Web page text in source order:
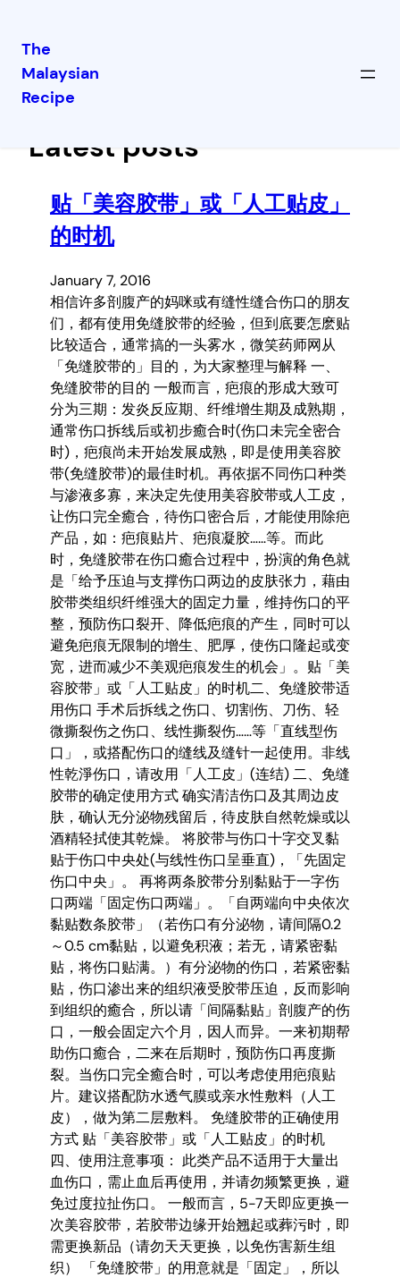
Skip
The
Malaysian
Recipe
Latest posts
贴「美容胶带」或「人工贴皮」
的时机
January 7, 2016
相信许多剖腹产的妈咪或有缝性缝合伤口的朋友
们，都有使用免缝胶带的经验，但到底要怎麽贴
比较适合，通常搞的一头雾水，微笑药师网从
「免缝胶带的」目的，为大家整理与解释 一、
免缝胶带的目的 一般而言，疤痕的形成大致可
分为三期：发炎反应期、纤维增生期及成熟期，
通常伤口拆线后或初步癒合时(伤口未完全密合
时)，疤痕尚未开始发展成熟，即是使用美容胶
带(免缝胶带)的最佳时机。再依据不同伤口种类
与渗液多寡，来决定先使用美容胶带或人工皮，
让伤口完全癒合，待伤口密合后，才能使用除疤
产品，如：疤痕贴片、疤痕凝胶……等。而此
时，免缝胶带在伤口癒合过程中，扮演的角色就
是「给予压迫与支撑伤口两边的皮肤张力，藉由
胶带类组织纤维强大的固定力量，维持伤口的平
整，预防伤口裂开、降低疤痕的产生，同时可以
避免疤痕无限制的增生、肥厚，使伤口隆起或变
宽，进而减少不美观疤痕发生的机会」。贴「美
容胶带」或「人工贴皮」的时机二、免缝胶带适
用伤口 手术后拆线之伤口、切割伤、刀伤、轻
微撕裂伤之伤口、线性撕裂伤……等「直线型伤
口」，或搭配伤口的缝线及缝针一起使用。非线
性乾淨伤口，请改用「人工皮」(连结) 二、免缝
胶带的确定使用方式 确实清洁伤口及其周边皮
肤，确认无分泌物残留后，待皮肤自然乾燥或以
酒精轻拭使其乾燥。 将胶带与伤口十字交叉黏
贴于伤口中央处(与线性伤口呈垂直)，「先固定
伤口中央」。 再将两条胶带分别黏贴于一字伤
口两端「固定伤口两端」。「自两端向中央依次
黏贴数条胶带」（若伤口有分泌物，请间隔0.2
～0.5 cm黏贴，以避免积液；若无，请紧密黏
贴，将伤口贴满。）有分泌物的伤口，若紧密黏
贴，伤口渗出来的组织液受胶带压迫，反而影响
到组织的癒合，所以请「间隔黏贴」剖腹产的伤
口，一般会固定六个月，因人而异。一来初期帮
助伤口癒合，二来在后期时，预防伤口再度撕
裂。当伤口完全癒合时，可以考虑使用疤痕贴
片。建议搭配防水透气膜或亲水性敷料（人工
皮），做为第二层敷料。 免缝胶带的正确使用
方式 贴「美容胶带」或「人工贴皮」的时机
四、使用注意事项： 此类产品不适用于大量出
血伤口，需止血后再使用，并请勿频繁更换，避
免过度拉扯伤口。 一般而言，5-7天即应更换一
次美容胶带，若胶带边缘开始翘起或葬污时，即
需更换新品（请勿天天更换，以免伤害新生组
织） 「免缝胶带」的用意就是「固定」，所以